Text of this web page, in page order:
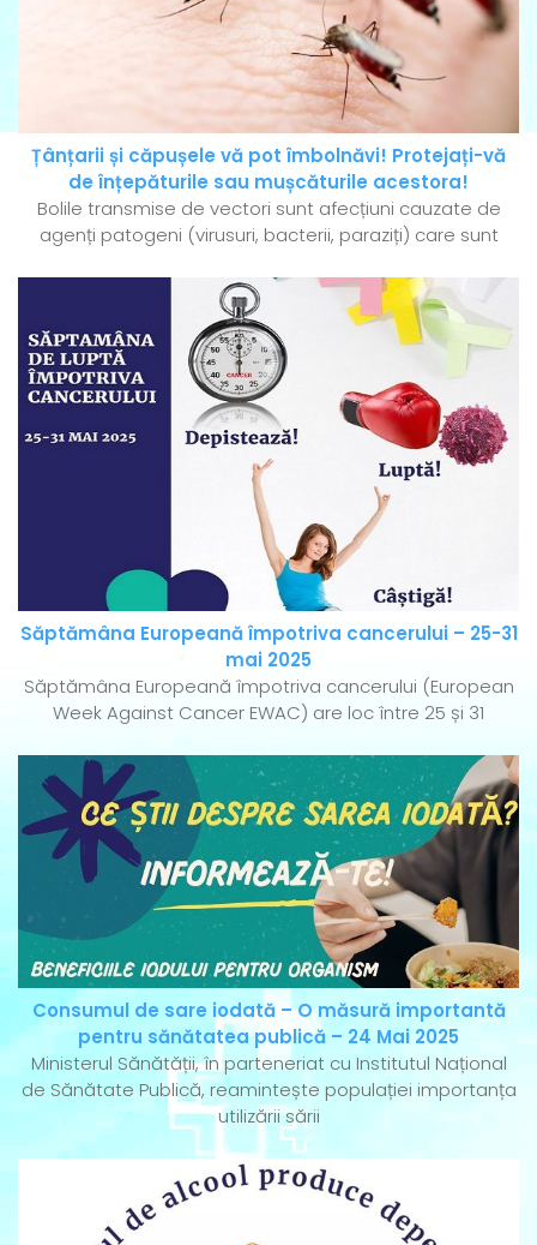
Țânțarii și căpușele vă pot îmbolnăvi! Protejați-vă
de înțepăturile sau mușcăturile acestora!
Bolile transmise de vectori sunt afecțiuni cauzate de
agenți patogeni (virusuri, bacterii, paraziți) care sunt
Săptămâna Europeană împotriva cancerului – 25-31
mai 2025
Săptămâna Europeană împotriva cancerului (European
Week Against Cancer EWAC) are loc între 25 și 31
Consumul de sare iodată – O măsură importantă
pentru sănătatea publică – 24 Mai 2025
Ministerul Sănătății, în parteneriat cu Institutul Național
de Sănătate Publică, reamintește populației importanța
utilizării sării